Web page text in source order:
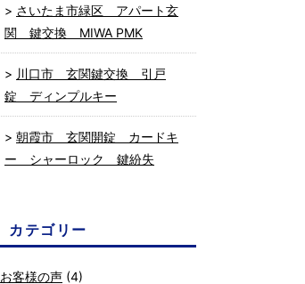
さいたま市緑区 アパート玄
関 鍵交換 MIWA PMK
川口市 玄関鍵交換 引戸
錠 ディンプルキー
朝霞市 玄関開錠 カードキ
ー シャーロック 鍵紛失
カテゴリー
お客様の声 (4)